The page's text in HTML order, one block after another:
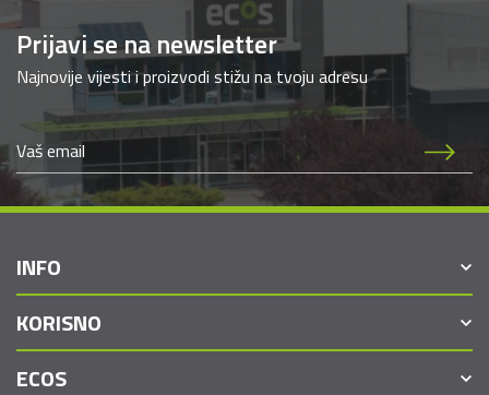
Prijavi se na newsletter
Najnovije vijesti i proizvodi stižu na tvoju adresu
INFO
KORISNO
ECOS